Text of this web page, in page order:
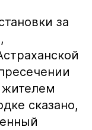
за
жителем
сказано,